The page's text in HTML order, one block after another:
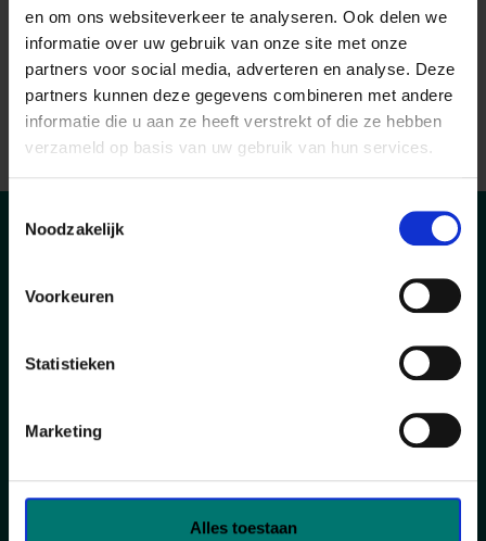
en om ons websiteverkeer te analyseren. Ook delen we
informatie over uw gebruik van onze site met onze
partners voor social media, adverteren en analyse. Deze
partners kunnen deze gegevens combineren met andere
informatie die u aan ze heeft verstrekt of die ze hebben
verzameld op basis van uw gebruik van hun services.
Noodzakelijk
Voorkeuren
Statistieken
Marketing
Alles toestaan
manier kunt aansturen.
Je bent communicatief sterk,
stressbestendig en niet bang om je
handen uit de mouwen te steken.
jezelf écht te ontwikkelen binnen een
Een salaris tussen de €3.000 en €4.000
bruto per maand, afhankelijk van je